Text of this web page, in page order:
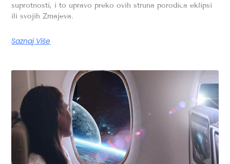
suprotnosti, i to upravo preko ovih struna porodica eklipsi
ili svojih Zmajeva.
Saznaj Više